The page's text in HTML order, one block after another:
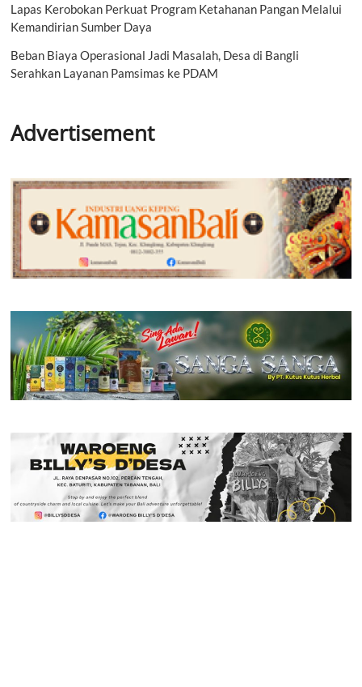
Lapas Kerobokan Perkuat Program Ketahanan Pangan Melalui
Kemandirian Sumber Daya
Beban Biaya Operasional Jadi Masalah, Desa di Bangli
Serahkan Layanan Pamsimas ke PDAM
Advertisement